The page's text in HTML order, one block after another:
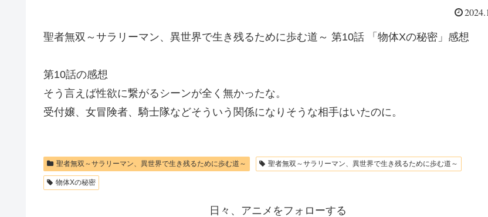
聖者無双～サラリーマン、異世界で生き残るために歩む道～ 第10話 「物体Xの秘密」感想
第10話の感想
そう言えば性欲に繋がるシーンが全く無かったな。
受付嬢、女冒険者、騎士隊などそういう関係になりそうな相手はいたのに。
聖者無双～サラリーマン、異世界で生き残るために歩む道～ 聖者無双～サラリーマン、異世界で生き残るために歩む道～
物体Xの秘密
日々、アニメをフォローする